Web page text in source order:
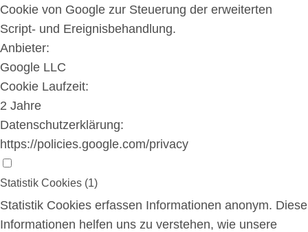
Cookie von Google zur Steuerung der erweiterten
Script- und Ereignisbehandlung.
Anbieter:
Google LLC
Cookie Laufzeit:
2 Jahre
Datenschutzerklärung:
https://policies.google.com/privacy
Statistik Cookies (1)
Statistik Cookies erfassen Informationen anonym. Diese
Informationen helfen uns zu verstehen, wie unsere